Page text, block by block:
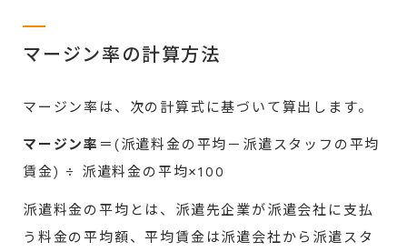
マージン率の計算方法
マージン率は、次の計算式に基づいて算出します。
マージン率 ＝(派遣料金の平均－派遣スタッフの平均
賃金) ÷ 派遣料金の平均×100
派遣料金の平均とは、派遣先企業が派遣会社に支払
う料金の平均額、平均賃金は派遣会社から派遣スタ